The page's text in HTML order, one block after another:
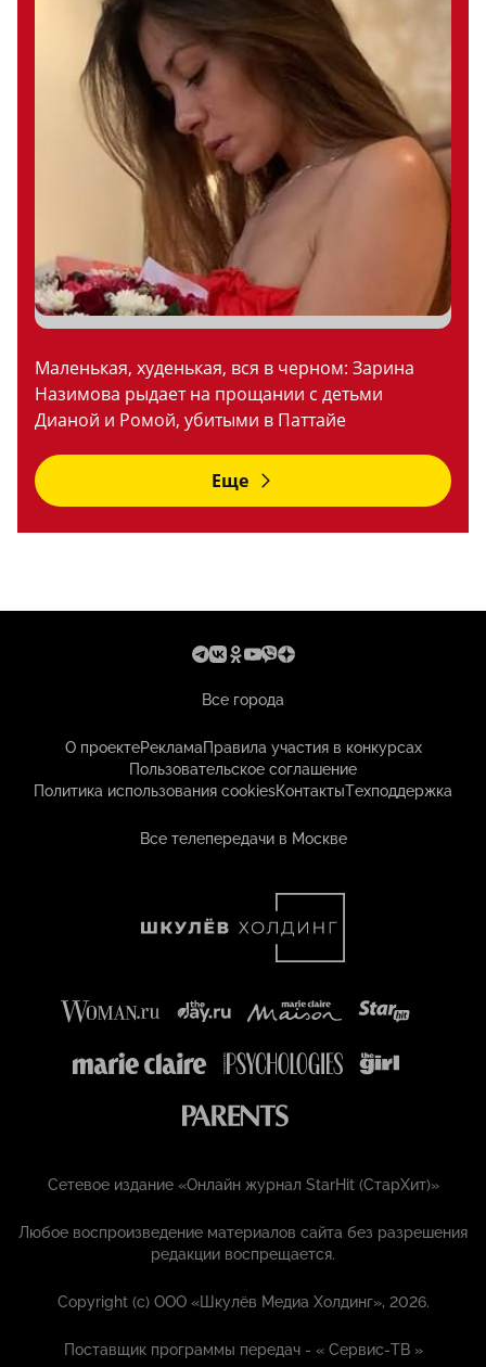
Маленькая, худенькая, вся в черном: Зарина
Назимова рыдает на прощании с детьми
Дианой и Ромой, убитыми в Паттайе
Еще
Все города
О проектеРекламаПравила участия в конкурсах
Пользовательское соглашение
Политика использования cookiesКонтактыТехподдержка
Все телепередачи в Москве
Сетевое издание «Онлайн журнал StarHit (СтарХит)»
Любое воспроизведение материалов сайта без разрешения
редакции воспрещается.
Copyright (с) ООО «Шкулёв Медиа Холдинг», 2026.
Поставщик программы передач - «Сервис-ТВ »